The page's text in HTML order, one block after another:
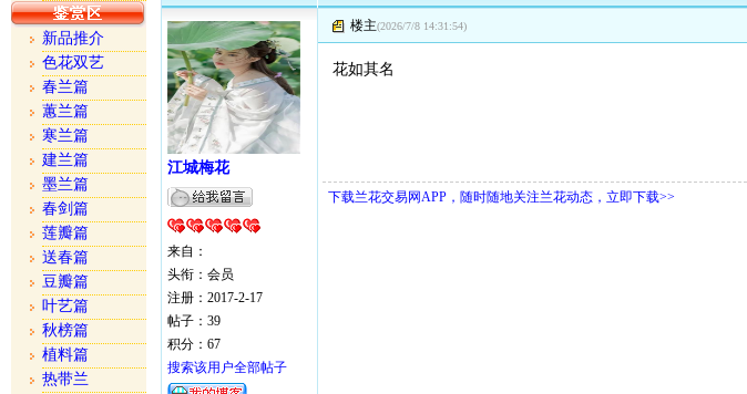
江城梅花
来自：
头衔：会员
注册：2017-2-17
帖子：39
积分：67
搜索该用户全部帖子
楼主(2026/7/8 14:31:54)
花如其名
下载兰花交易网APP，随时随地关注兰花动态，立即下载>>
新品推介
色花双艺
春兰篇
蕙兰篇
寒兰篇
建兰篇
墨兰篇
春剑篇
莲瓣篇
送春篇
豆瓣篇
叶艺篇
秋榜篇
植料篇
热带兰